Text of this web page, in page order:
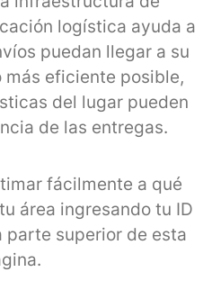
logística ayuda a
puedan llegar a su
eficiente posible,
del lugar pueden
de las entregas.
fácilmente a qué
área ingresando tu ID
parte superior de esta